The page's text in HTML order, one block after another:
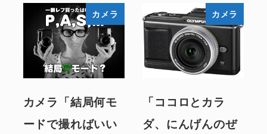
カメラ
カメラ「結局何モ
ードで撮ればいい
カメラ
「ココロとカラ
ダ、にんげんのぜ